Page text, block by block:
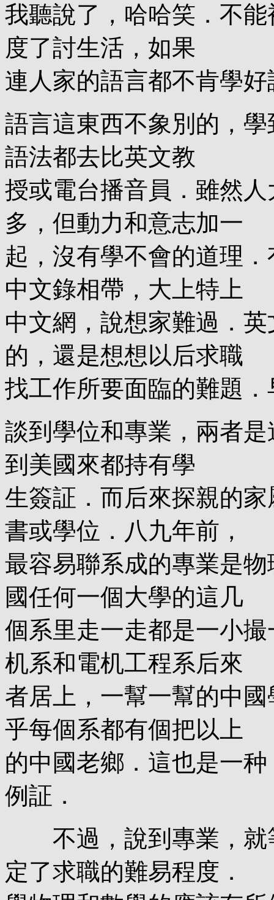
我聽說了，哈哈笑．不
度了討生活，如果
連人家的語言都不肯學
語言這東西不象別的，
語法都去比英文教
授或電台播音員．雖然
多，但動力和意志加一
起，沒有學不會的道理
中文錄相帶，大上特上
中文網，說想家難過．
的，還是想想以后求職
找工作所要面臨的難題
談到學位和專業，兩者
到美國來都持有學
生簽証．而后來探親的
書或學位．八九年前，
最容易聯系成的專業是
國任何一個大學的這几
個系里走一走都是一小
机系和電机工程系后來
者居上，一幫一幫的中
乎每個系都有個把以上
的中國老鄉．這也是一
例証．
不過，說到專業，就
定了求職的難易程度．